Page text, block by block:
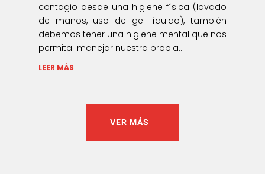
contagio desde una higiene física (lavado
de manos, uso de gel líquido), también
debemos tener una higiene mental que nos
permita manejar nuestra propia...
LEER MÁS
VER MÁS